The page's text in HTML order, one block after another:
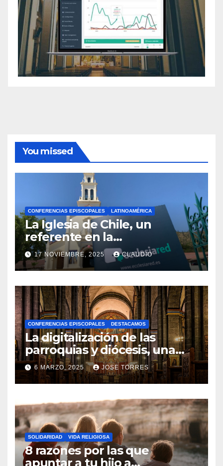
You missed
CONFERENCIAS EPISCOPALES LATINOAMÉRICA
La Iglesia de Chile, un
referente en la
transformación digital
gracias a Ecclesiared
17 NOVIEMBRE, 2025 CLAUDIO
H
A
Y
C
O
M
N
T
A
R
I
CONFERENCIAS EPISCOPALES DESTACAMOS
La digitalización de las
parroquias y diócesis, una
realidad ya para el futuro de
la Iglesia
6 MARZO, 2025 JOSE TORRES
N
H
A
Y
SOLIDARIDAD VIDA RELIGIOSA
8 razones por las que
apuntar a tu hijo a